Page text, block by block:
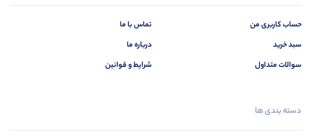
حساب کاربری من
سبد خرید
سوالات متداول
تماس با ما
درباره ما
شرایط و قوانین
دسته بندی ها